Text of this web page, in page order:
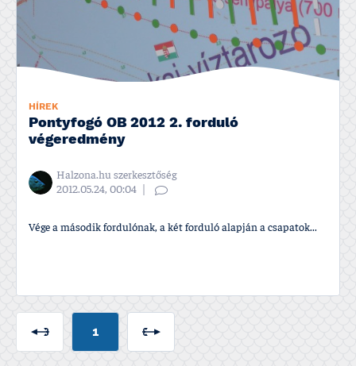
HÍREK
Pontyfogó OB 2012 2. forduló
végeredmény
Halzona.hu szerkesztőség
2012.05.24, 00:04
Vége a második fordulónak, a két forduló alapján a csapatok...
1